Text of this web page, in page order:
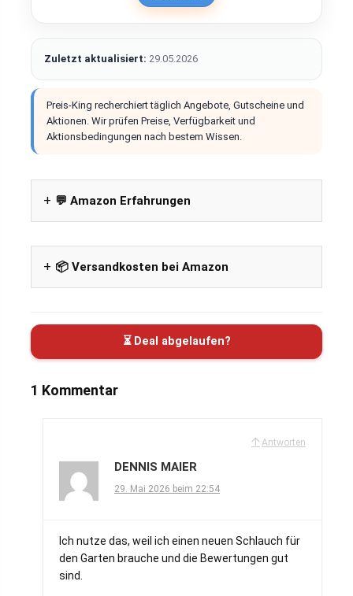
Zuletzt aktualisiert: 29.05.2026
Preis-King recherchiert täglich Angebote, Gutscheine und
Aktionen. Wir prüfen Preise, Verfügbarkeit und
Aktionsbedingungen nach bestem Wissen.
💬 Amazon Erfahrungen
📦 Versandkosten bei Amazon
⏳ Deal abgelaufen?
1 Kommentar
Antworten
DENNIS MAIER
29. Mai 2026 beim 22:54
Ich nutze das, weil ich einen neuen Schlauch für
den Garten brauche und die Bewertungen gut
sind.